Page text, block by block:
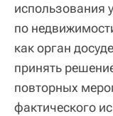
использования
по
как орган
принять
повторных
фактического